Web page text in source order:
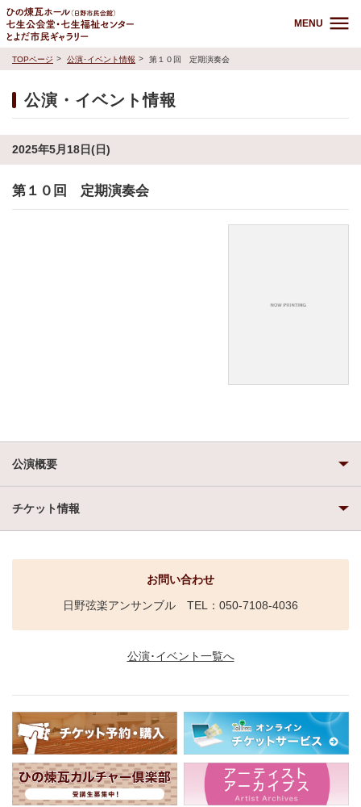
MENU
TOPページ 公演･イベント情報 第１０回 定期演奏会
公演・イベント情報
2025年5月18日(日)
第１０回 定期演奏会
公演概要
チケット情報
お問い合わせ
日野弦楽アンサンブル TEL：050-7108-4036
公演･イベント一覧へ